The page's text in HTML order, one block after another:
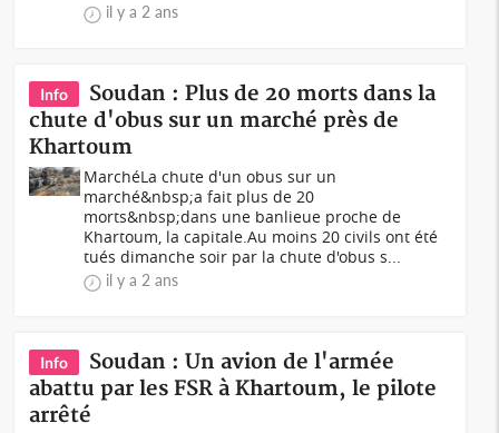
il y a 2 ans
Info
Soudan : Plus de 20 morts dans la
chute d'obus sur un marché près de
Khartoum
MarchéLa chute d'un obus sur un
marché&nbsp;a fait plus de 20
morts&nbsp;dans une banlieue proche de
Khartoum, la capitale.Au moins 20 civils ont été
tués dimanche soir par la chute d'obus s...
il y a 2 ans
Info
Soudan : Un avion de l'armée
abattu par les FSR à Khartoum, le pilote
arrêté